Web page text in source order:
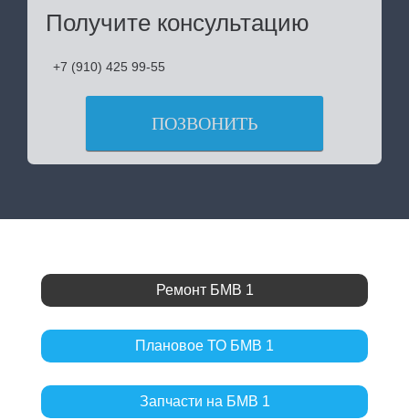
Получите консультацию
+7 (910) 425 99-55
ПОЗВОНИТЬ
Ремонт БМВ 1
Плановое ТО БМВ 1
Запчасти на БМВ 1